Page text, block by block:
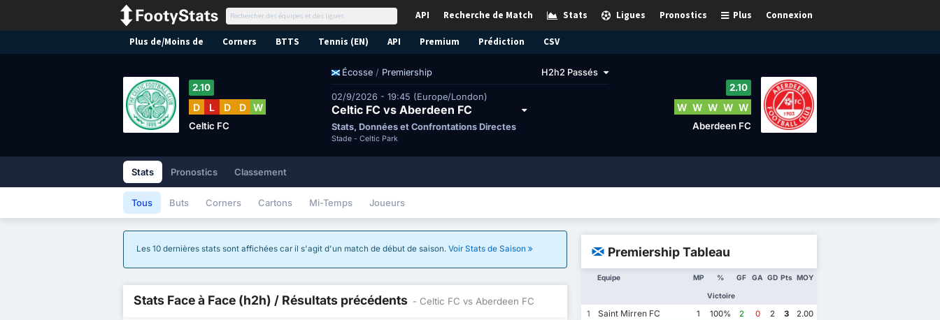
Connexion
Plus
Pronostics
Ligues
Stats
Recherche de Match
API
Plus de/Moins de Corners BTTS Tennis (EN) API Premium Prédiction CSV
Écosse / Premiership H2h2 Passés
02/9/2026 - 19:45 (Europe/London)
Celtic FC vs Aberdeen FC
Stats, Données et Confrontations Directes
Stade - Celtic Park
2.10
D L D D W
Celtic FC
2.10
W W W W W
Aberdeen FC
Stats Pronostics Classement
Tous Buts Corners Cartons Mi-Temps Joueurs
Les 10 dernières stats sont affichées car il s'agit d'un match de début de saison. Voir Stats de Saison
Stats Face à Face (h2h) / Résultats précédents - Celtic FC vs Aberdeen FC
Premiership Tableau
Equipe MP %
Victoire
GF GA GD Pts MOY
1 Saint Mirren FC 1 100% 2 0 2 3
2.00